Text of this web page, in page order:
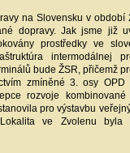
na Slovensku v
dopravy. Jak jsme již
prostředky ve
intermodálnej
bude ŽSR, přičemž
zmíněné 3. osy
rozvoje kombinované
pro výstavbu
ve Zvolenu byla